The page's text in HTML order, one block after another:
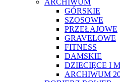
ARCHIWUM
GÓRSKIE
SZOSOWE
PRZEŁAJOWE
GRAVELOWE
FITNESS
DAMSKIE
DZIECIĘCE I
ARCHIWUM